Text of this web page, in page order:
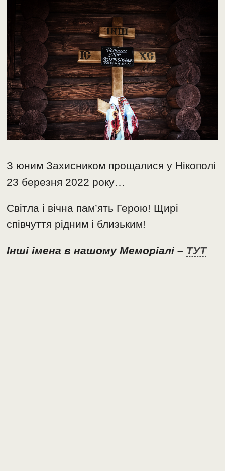
З юним Захисником прощалися у Нікополі
23 березня 2022 року…
Світла і вічна пам’ять Герою! Щирі
співчуття рідним і близьким!
Інші імена в нашому Меморіалі – ТУТ